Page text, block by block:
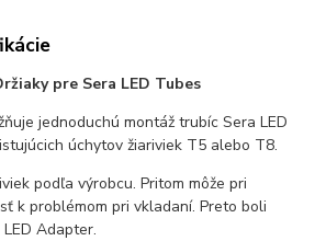
pre Sera LED Tubes
jednoduchú montáž trubíc Sera LED
úchytov žiariviek T5 alebo T8.
podľa výrobcu. Pritom môže pri
k problémom pri vkladaní. Preto boli
Adapter.